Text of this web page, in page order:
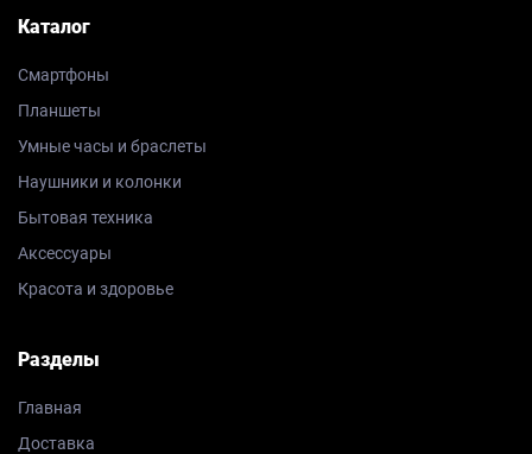
Каталог
Смартфоны
Планшеты
Умные часы и браслеты
Наушники и колонки
Бытовая техника
Аксессуары
Красота и здоровье
Разделы
Главная
Доставка